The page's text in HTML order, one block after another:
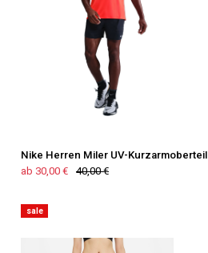
Nike Herren Miler UV-Kurzarmoberteil
ab 30,00 €
40,00 €
sale